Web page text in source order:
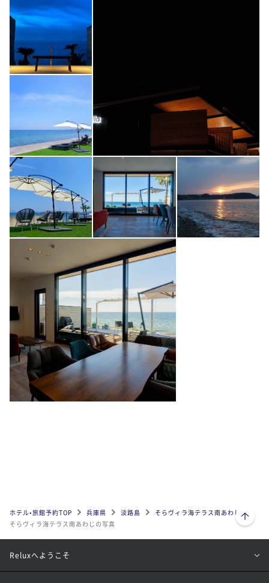
ホテル•旅館予約TOP 兵庫県 淡路島
そらヴィラ海テラス南あわじ
そらヴィラ海テラス南あわじの写真
ページトップへ
Reluxへようこそ